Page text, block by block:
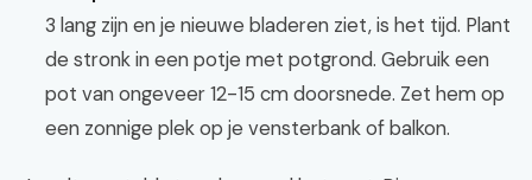
3 lang zijn en je nieuwe bladeren ziet, is het tijd. Plant
de stronk in een potje met potgrond. Gebruik een
pot van ongeveer 12-15 cm doorsnede. Zet hem op
een zonnige plek op je vensterbank of balkon.